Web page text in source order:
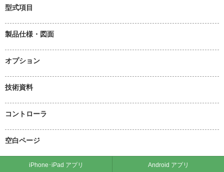
型式項目
製品仕様・図面
オプション
技術資料
コントローラ
空白ページ
iPhone･iPad アプリ Android アプリ